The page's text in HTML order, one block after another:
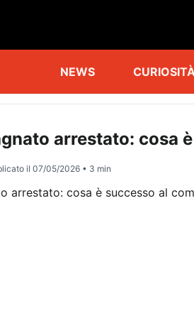
NEWS
arrestato: cosa
il 07/05/2026• 3 min